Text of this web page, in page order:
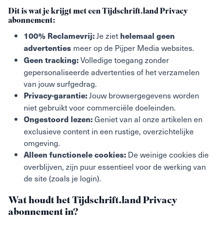
Dit is wat je krijgt met een Tijdschrift.land Privacy
abonnement:
100% Reclamevrij:Je ziet helemaal geen
advertenties meer op de Pijper Media websites.
Geen tracking:Volledige toegang zonder
gepersonaliseerde advertenties of het verzamelen
van jouw surfgedrag.
Privacy-garantie:Jouw browsergegevens worden
niet gebruikt voor commerciële doeleinden.
Ongestoord lezen:Geniet van al onze artikelen en
exclusieve content in een rustige, overzichtelijke
omgeving.
Alleen functionele cookies: De weinige cookies die
overblijven, zijn puur essentieel voor de werking van
de site (zoals je login).
Wat houdt het Tijdschrift.land Privacy
abonnement in?